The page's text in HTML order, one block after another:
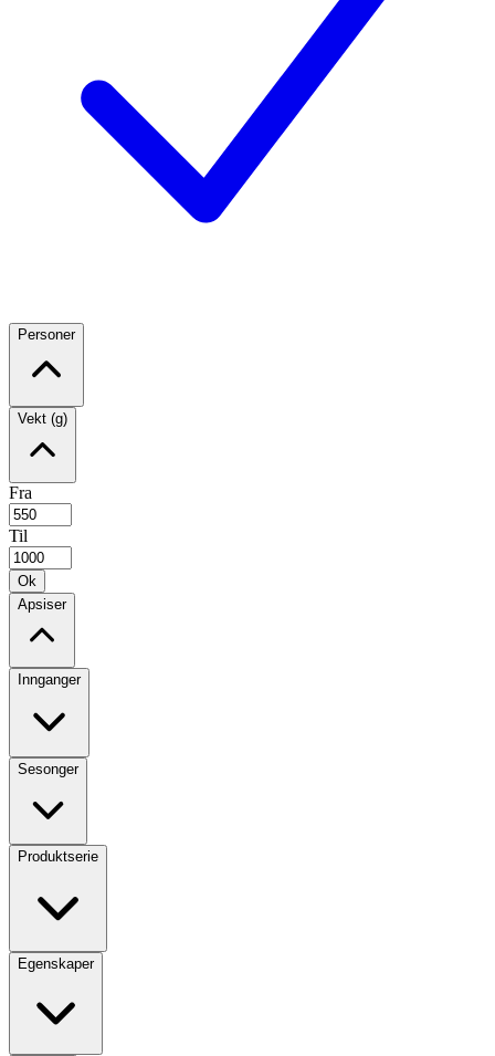
Personer
Vekt (g)
Fra
Til
Ok
Apsiser
Innganger
Sesonger
Produktserie
Egenskaper